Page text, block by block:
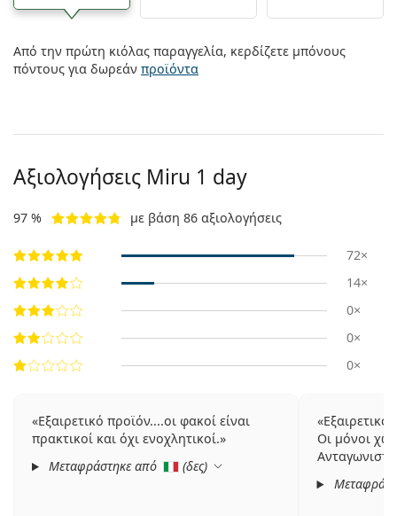
Από την πρώτη κιόλας παραγγελία, κερδίζετε μπόνους
πόντους για δωρεάν προϊόντα
Αξιολογήσεις Miru 1 day
97 % με βάση 86 αξιολογήσεις
72×
14×
0×
0×
0×
Εξαιρετικό προϊόν....οι φακοί είναι
πρακτικοί και όχι ενοχλητικοί.
Μεταφράστηκε από
(δες)
Οι μόνοι